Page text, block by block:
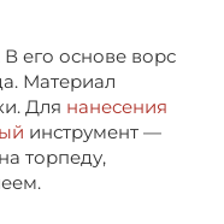
его основе ворс
Материал
Для нанесения
инструмент —
торпеду,